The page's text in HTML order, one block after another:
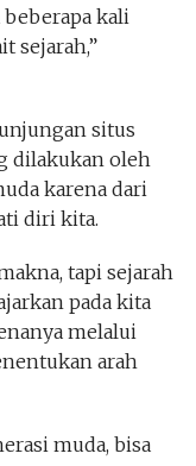
kali
sejarah,”
situs
dilakukan oleh
karena dari
diri kita.
tapi sejarah
pada kita
melalui
arah
muda, bisa